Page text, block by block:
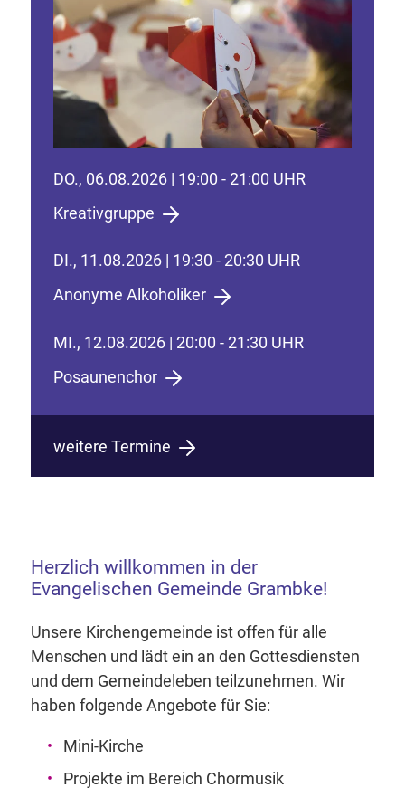
DO., 06.08.2026 | 19:00 - 21:00 UHR
Kreativgruppe
DI., 11.08.2026 | 19:30 - 20:30 UHR
Anonyme Alkoholiker
MI., 12.08.2026 | 20:00 - 21:30 UHR
Posaunenchor
weitere Termine
Herzlich willkommen in der
Evangelischen Gemeinde Grambke!
Unsere Kirchengemeinde ist offen für alle
Menschen und lädt ein an den Gottesdiensten
und dem Gemeindeleben teilzunehmen. Wir
haben folgende Angebote für Sie:
Mini-Kirche
Projekte im Bereich Chormusik